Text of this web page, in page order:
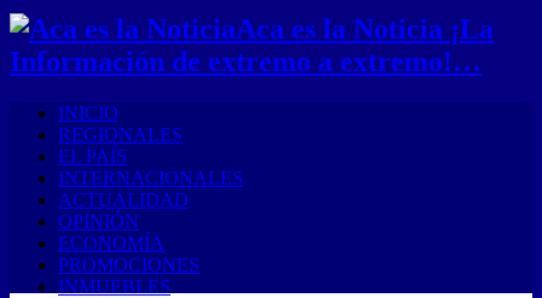
Aca es la Noticia ¡La
Información de extremo a extremo!…
INICIO
REGIONALES
EL PAÍS
INTERNACIONALES
ACTUALIDAD
OPINIÓN
ECONOMÍA
PROMOCIONES
INMUEBLES